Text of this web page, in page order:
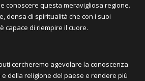
conoscere questa meravigliosa regione.
densa di spiritualità che con i suoi
capace di riempire il cuore.
cercheremo agevolare la conoscenza
della religione del paese e rendere più